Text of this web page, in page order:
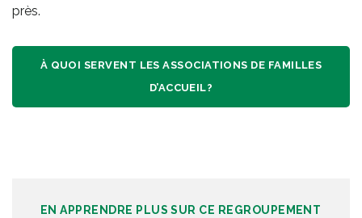
EN APPRENDRE PLUS SUR CE REGROUPEMENT
près.
À QUOI SERVENT LES ASSOCIATIONS DE FAMILLES
D’ACCUEIL?